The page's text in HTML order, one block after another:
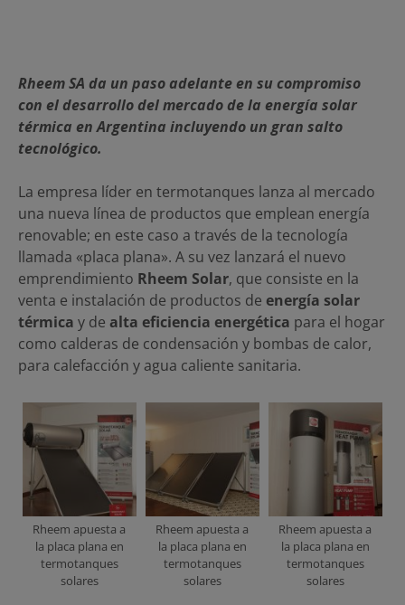
Rheem SA da un paso adelante en su compromiso
con el desarrollo del mercado de la energía solar
térmica en Argentina incluyendo un gran salto
tecnológico.
La empresa líder en termotanques lanza al mercado
una nueva línea de productos que emplean energía
renovable; en este caso a través de la tecnología
llamada «placa plana». A su vez lanzará el nuevo
emprendimiento Rheem Solar, que consiste en la
venta e instalación de productos de energía solar
térmica y de alta eficiencia energética para el hogar
como calderas de condensación y bombas de calor,
para calefacción y agua caliente sanitaria.
Rheem apuesta a
la placa plana en
termotanques
solares
Rheem apuesta a
la placa plana en
termotanques
solares
Rheem apuesta a
la placa plana en
termotanques
solares